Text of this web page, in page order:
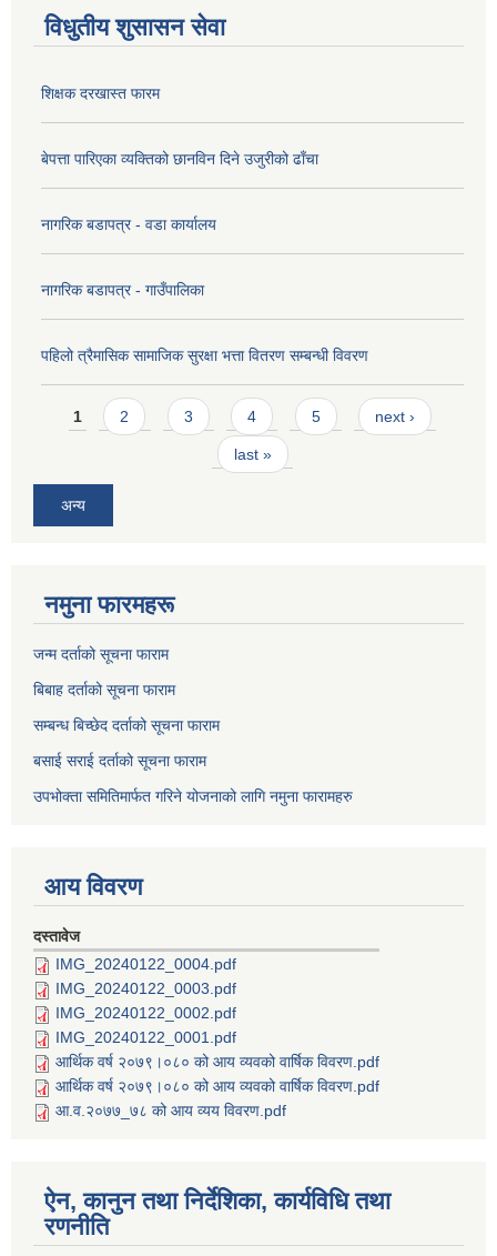
विधुतीय शुसासन सेवा
शिक्षक दरखास्त फारम
बेपत्ता पारिएका व्यक्तिको छानविन दिने उजुरीको ढाँचा
नागरिक बडापत्र - वडा कार्यालय
नागरिक बडापत्र - गाउँपालिका
पहिलो त्रैमासिक सामाजिक सुरक्षा भत्ता वितरण सम्बन्धी विवरण
Pages
1 2 3 4 5 next ›
last »
अन्य
नमुना फारमहरू
जन्म दर्ताको सूचना फाराम
बिबाह दर्ताको सूचना फाराम
सम्बन्ध बिच्छेद दर्ताको सूचना फाराम
बसाई सराई दर्ताको सूचना फाराम
उपभोक्ता समितिमार्फत गरिने योजनाको लागि नमुना फारामहरु
आय विवरण
दस्तावेज
IMG_20240122_0004.pdf
IMG_20240122_0003.pdf
IMG_20240122_0002.pdf
IMG_20240122_0001.pdf
आर्थिक वर्ष २०७९।०८० को आय व्यवको वार्षिक विवरण.pdf
आर्थिक वर्ष २०७९।०८० को आय व्यवको वार्षिक विवरण.pdf
आ.व.२०७७_७८ को आय व्यय विवरण.pdf
ऐन, कानुन तथा निर्देशिका, कार्यविधि तथा
रणनीति